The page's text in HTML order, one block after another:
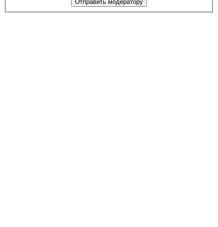
Отправить модератору